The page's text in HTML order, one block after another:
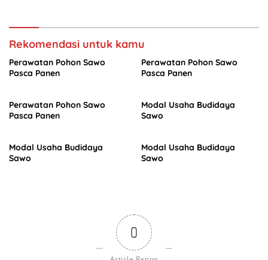
Rekomendasi untuk kamu
Perawatan Pohon Sawo
Pasca Panen
Perawatan Pohon Sawo
Pasca Panen
Perawatan Pohon Sawo
Pasca Panen
Modal Usaha Budidaya
Sawo
Modal Usaha Budidaya
Sawo
Modal Usaha Budidaya
Sawo
0